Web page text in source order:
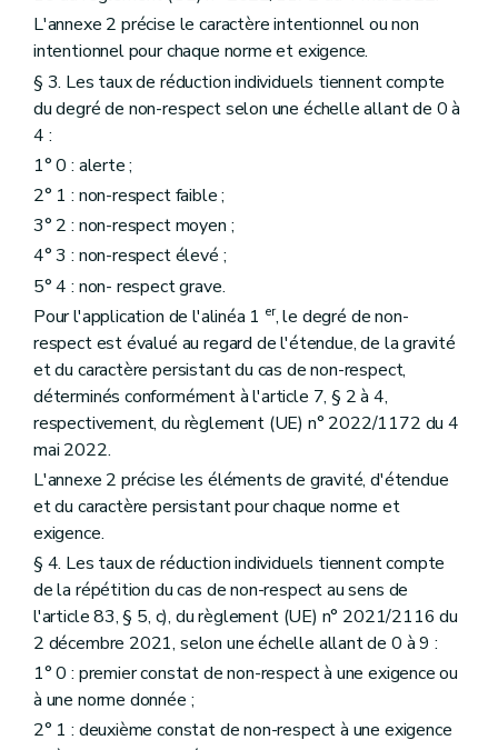
L'annexe 2 précise le caractère intentionnel ou non
intentionnel pour chaque norme et exigence.
§ 3. Les taux de réduction individuels tiennent compte
du degré de non-respect selon une échelle allant de 0 à
4 :
1° 0 : alerte ;
2° 1 : non-respect faible ;
3° 2 : non-respect moyen ;
4° 3 : non-respect élevé ;
5° 4 : non- respect grave.
Pour l'application de l'alinéa 1 er, le degré de non-
respect est évalué au regard de l'étendue, de la gravité
et du caractère persistant du cas de non-respect,
déterminés conformément à l'article 7, § 2 à 4,
respectivement, du règlement (UE) n° 2022/1172 du 4
mai 2022.
L'annexe 2 précise les éléments de gravité, d'étendue
et du caractère persistant pour chaque norme et
exigence.
§ 4. Les taux de réduction individuels tiennent compte
de la répétition du cas de non-respect au sens de
l'article 83, § 5, c), du règlement (UE) n° 2021/2116 du
2 décembre 2021, selon une échelle allant de 0 à 9 :
1° 0 : premier constat de non-respect à une exigence ou
à une norme donnée ;
2° 1 : deuxième constat de non-respect à une exigence